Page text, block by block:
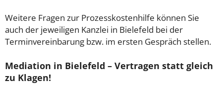
Weitere Fragen zur Prozesskostenhilfe können Sie
auch der jeweiligen Kanzlei in Bielefeld bei der
Terminvereinbarung bzw. im ersten Gespräch stellen.
Mediation in Bielefeld – Vertragen statt gleich
zu Klagen!